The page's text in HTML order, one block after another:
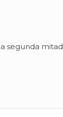
segunda